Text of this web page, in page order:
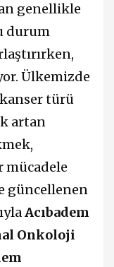
genellikle
durum
Ülkemizde
kanser türü
artan
mücadele
güncellenen
Acıbadem
Onkoloji